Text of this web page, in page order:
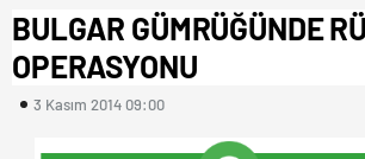
BULGAR GÜMRÜĞÜNDE
OPERASYONU
3 Kasım 2014 09:00